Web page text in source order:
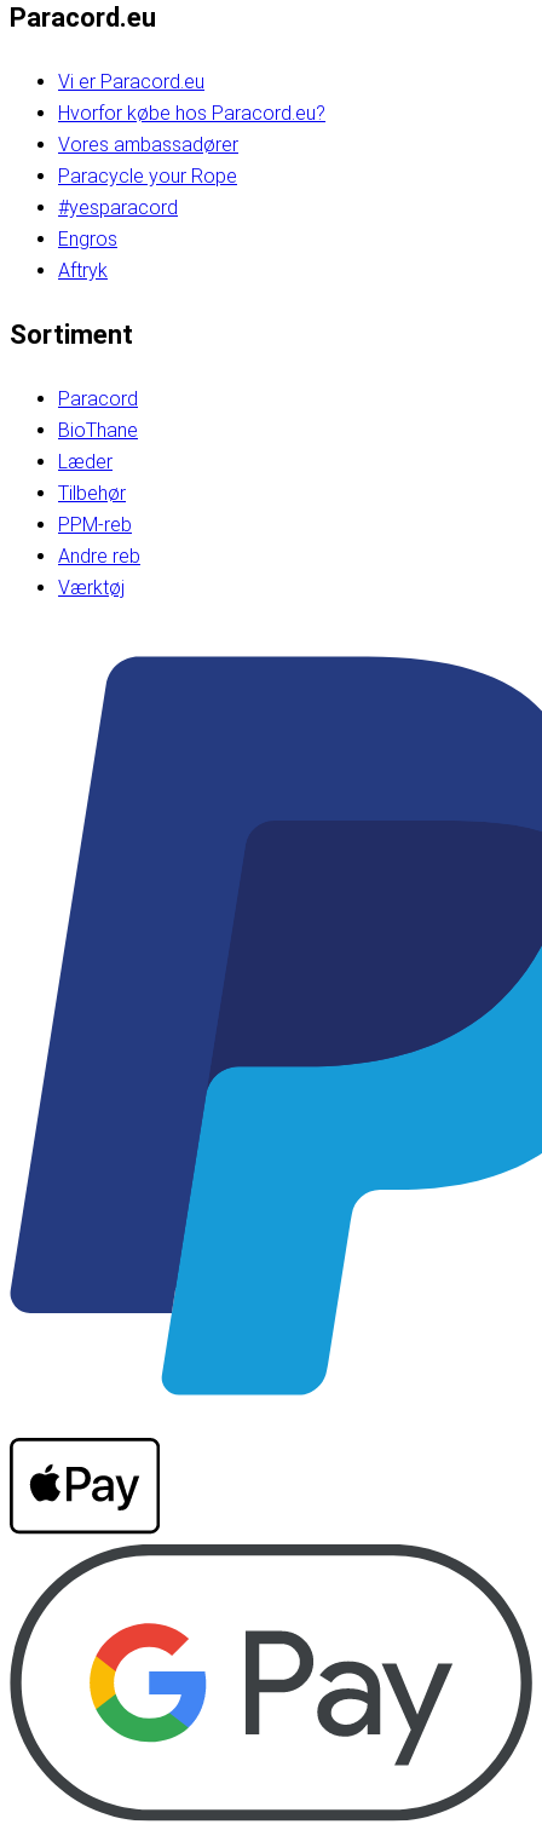
Paracord.eu
Vi er Paracord.eu
Hvorfor købe hos Paracord.eu?
Vores ambassadører
Paracycle your Rope
#yesparacord
Engros
Aftryk
Sortiment
Paracord
BioThane
Læder
Tilbehør
PPM-reb
Andre reb
Værktøj